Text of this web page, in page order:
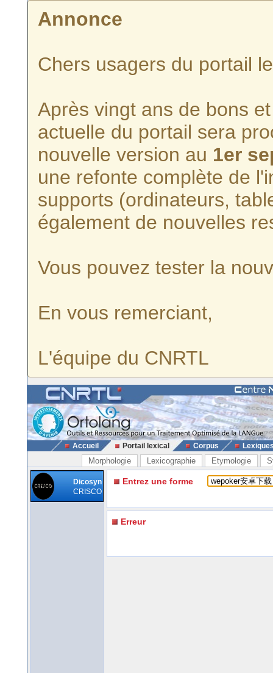
Annonce
Chers usagers du portail
Après vingt ans de bons
actuelle du portail sera
nouvelle version au 1er
une refonte complète de
supports (ordinateurs,
également de nouvelles
Vous pouvez tester la
En vous remerciant,
L'équipe du CNRTL
Accueil Portail lexical Corpus
Morphologie Lexicographie Etymologie
Dicosyn
CRISCO
Entrez une forme
Erreur